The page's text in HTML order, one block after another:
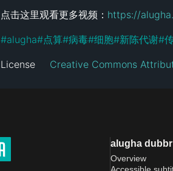
点击这里观看更多视频： https://
#alugha#点算#病毒#细胞#新陈代谢#
License Creative Commons
alugha dubbr
Overview
Accessible